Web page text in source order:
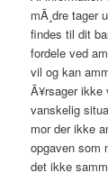
mÃ¸dre tager
findes til dit
fordele ved
vil og kan
Ã¥rsager ikke
vanskelig
mor der ikke
opgaven som
det ikke